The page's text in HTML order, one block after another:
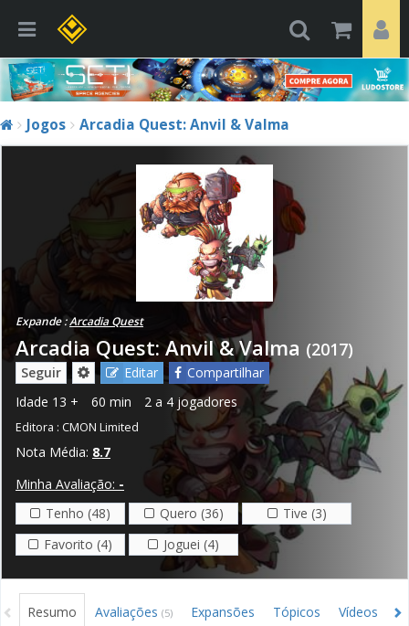
Jogos Arcadia Quest: Anvil & Valma
Expande :Arcadia Quest
Arcadia Quest: Anvil & Valma (2017)
Seguir Editar
Compartilhar
Idade 13 + 60 min 2 a 4 jogadores
Editora : CMON Limited
Nota Média: 8.7
Minha Avaliação: -
Tenho (48)
Quero (36)
Tive (3)
Favorito (4)
Joguei (4)
Resumo Avaliações (5) Expansões Tópicos Vídeos